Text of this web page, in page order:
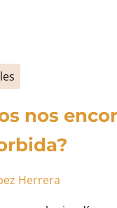
nos
Herrera